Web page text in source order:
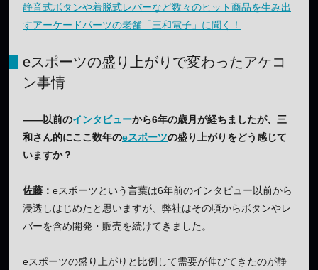
静音式ボタンや着脱式レバーなど数々のヒット商品を生み出
すアーケードパーツの老舗「三和電子」に聞く！
eスポーツの盛り上がりで変わったアケコ
ン事情
——以前のインタビューから6年の歳月が経ちましたが、三
和さん的にここ数年のeスポーツの盛り上がりをどう感じて
いますか？
佐藤： eスポーツという言葉は6年前のインタビュー以前から
浸透しはじめたと思いますが、弊社はその頃からボタンやレ
バーを含め開発・販売を続けてきました。
eスポーツの盛り上がりと比例して需要が伸びてきたのが静